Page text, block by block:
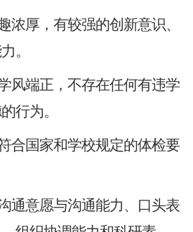
浓厚，有较强的创新意识、
。
风端正，不存在任何有违学
行为。
合国家和学校规定的体检要
通意愿与沟通能力、口头表